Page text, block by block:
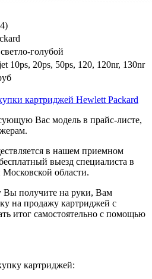
голубой
10ps, 20ps, 50ps, 120, 120nr, 130nr
картриджей Hewlett Packard
Вас модель в прайс-листе,
в нашем приемном
выезд специалиста в
области.
Вы получите на руки, Вам
на продажу картриджей с
итог самостоятельно с помощью
картриджей: